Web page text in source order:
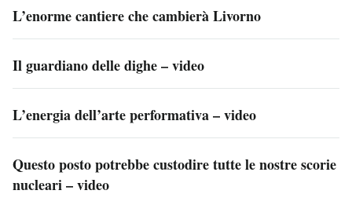
L’enorme cantiere che cambierà Livorno
Il guardiano delle dighe – video
L’energia dell’arte performativa – video
Questo posto potrebbe custodire tutte le nostre scorie
nucleari – video